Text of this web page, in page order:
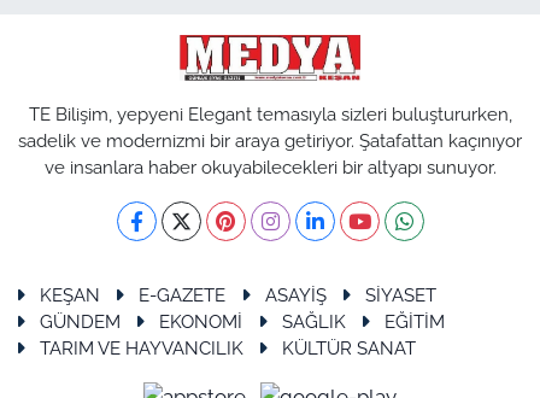
TE Bilişim, yepyeni Elegant temasıyla sizleri buluştururken,
sadelik ve modernizmi bir araya getiriyor. Şatafattan kaçınıyor
ve insanlara haber okuyabilecekleri bir altyapı sunuyor.
KEŞAN E-GAZETE ASAYİŞ
SİYASET
GÜNDEM
EKONOMİ SAĞLIK
EĞİTİM
TARIM VE HAYVANCILIK
KÜLTÜR SANAT